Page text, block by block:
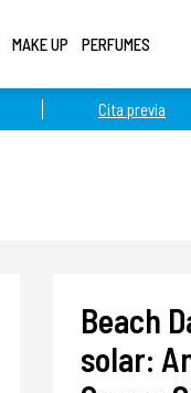
Cita previa
MAKE UP PERFUMES
Beach
solar: